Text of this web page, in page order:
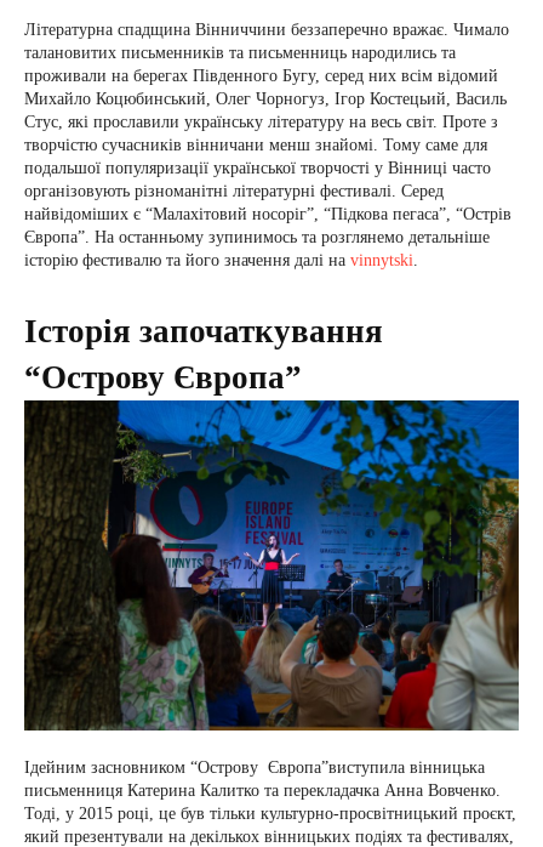
Літературна спадщина Вінниччини беззаперечно вражає. Чимало
талановитих письменників та письменниць народились та
проживали на берегах Південного Бугу, серед них всім відомий
Михайло Коцюбинський, Олег Чорногуз, Ігор Костецьий, Василь
Стус, які прославили українську літературу на весь світ. Проте з
творчістю сучасників вінничани менш знайомі. Тому саме для
подальшої популяризації української творчості у Вінниці часто
організовують різноманітні літературні фестивалі. Серед
найвідоміших є “Малахітовий носоріг”, “Підкова пегаса”, “Острів
Європа”. На останньому зупинимось та розглянемо детальніше
історію фестивалю та його значення далі на vinnytski.
Історія започаткування
“Острову Європа”
Ідейним засновником “Острову Європа”виступила вінницька
письменниця Катерина Калитко та перекладачка Анна Вовченко.
Тоді, у 2015 році, це був тільки культурно-просвітницький проєкт,
який презентували на декількох вінницьких подіях та фестивалях,